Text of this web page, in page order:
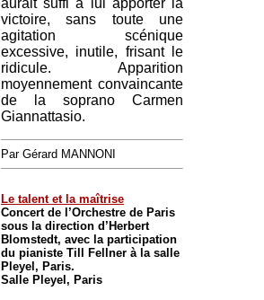
aurait suffi à lui apporter la
victoire, sans toute une
agitation scénique
excessive, inutile, frisant le
ridicule. Apparition
moyennement convaincante
de la soprano Carmen
Giannattasio.
Par Gérard MANNONI
Le talent et la maîtrise
Concert de l’Orchestre de Paris
sous la direction d’Herbert
Blomstedt, avec la participation
du pianiste Till Fellner à la salle
Pleyel, Paris.
Salle Pleyel, Paris